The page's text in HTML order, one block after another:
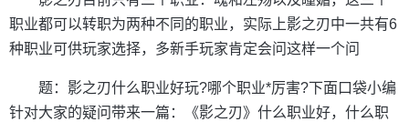
职业都可以转职为两种不同的职业，实际上影之刃中一共有6
种职业可供玩家选择，多新手玩家肯定会问这样一个问
题：影之刃什么职业好玩?哪个职业*厉害?下面口袋小编
针对大家的疑问带来一篇：《影之刃》什么职业好，什么职